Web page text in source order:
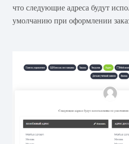
что следующие адреса будут
умолчанию при оформлении